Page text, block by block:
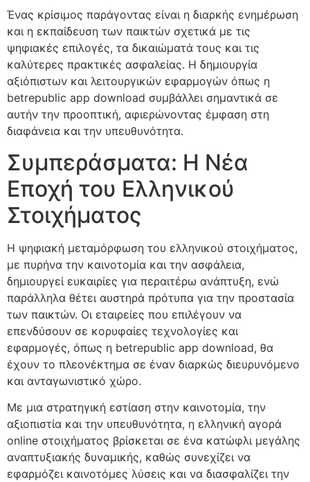
Ένας κρίσιμος παράγοντας είναι η διαρκής ενημέρωση
και η εκπαίδευση των παικτών σχετικά με τις
ψηφιακές επιλογές, τα δικαιώματά τους και τις
καλύτερες πρακτικές ασφαλείας. Η δημιουργία
αξιόπιστων και λειτουργικών εφαρμογών όπως η
betrepublic app download συμβάλλει σημαντικά σε
αυτήν την προοπτική, αφιερώνοντας έμφαση στη
διαφάνεια και την υπευθυνότητα.
Συμπεράσματα: Η Νέα
Εποχή του Ελληνικού
Στοιχήματος
Η ψηφιακή μεταμόρφωση του ελληνικού στοιχήματος,
με πυρήνα την καινοτομία και την ασφάλεια,
δημιουργεί ευκαιρίες για περαιτέρω ανάπτυξη, ενώ
παράλληλα θέτει αυστηρά πρότυπα για την προστασία
των παικτών. Οι εταιρείες που επιλέγουν να
επενδύσουν σε κορυφαίες τεχνολογίες και
εφαρμογές, όπως η betrepublic app download, θα
έχουν το πλεονέκτημα σε έναν διαρκώς διευρυνόμενο
και ανταγωνιστικό χώρο.
Με μια στρατηγική εστίαση στην καινοτομία, την
αξιοπιστία και την υπευθυνότητα, η ελληνική αγορά
online στοιχήματος βρίσκεται σε ένα κατώφλι μεγάλης
αναπτυξιακής δυναμικής, καθώς συνεχίζει να
εφαρμόζει καινοτόμες λύσεις και να διασφαλίζει την